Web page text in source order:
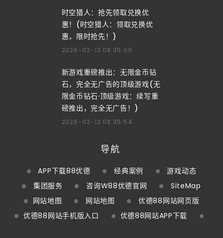
时空猎人：抢先领取兑换优
惠！(时空猎人：领取兑换优
惠，限时抢先！)
2026-02-13 08:35:09
新游戏重磅推出：无限金币钻
石，完全无广告的顶级游戏(无
限金币钻石·顶级游戏：续写重
磅推出，完全无广告！)
2026-02-12 08:35:54
导航
APP下载88优德 经典案例
游戏动态
集团服务
咨询W88优德官网
SiteMap
网站地图
网站地图
优德88网站网页版
优德88网站手机版入口
优德88网站APP下载